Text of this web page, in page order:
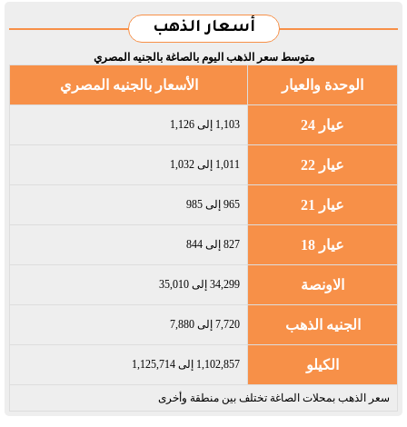
أسعار الذهب
متوسط سعر الذهب اليوم بالصاغة بالجنيه المصري
الوحدة والعيار الأسعار بالجنيه المصري
عيار 24 1,103 إلى 1,126
عيار 22 1,011 إلى 1,032
عيار 21 965 إلى 985
عيار 18 827 إلى 844
الاونصة 34,299 إلى 35,010
الجنيه الذهب 7,720 إلى 7,880
الكيلو 1,102,857 إلى 1,125,714
سعر الذهب بمحلات الصاغة تختلف بين منطقة وأخرى